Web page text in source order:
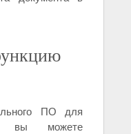
ПО для
вы можете